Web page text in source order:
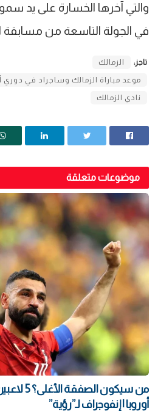
والتي آخرها الخسارة على يد
في الجولة التاسعة من مسابقة
تاجز: الزمالك
موعد مباراة الزمالك وساجراد في دوري
نادي الزمالك
موضوعات متعلقة
من سيكون
أوروبا | إنفوجراف لـ”رؤية”